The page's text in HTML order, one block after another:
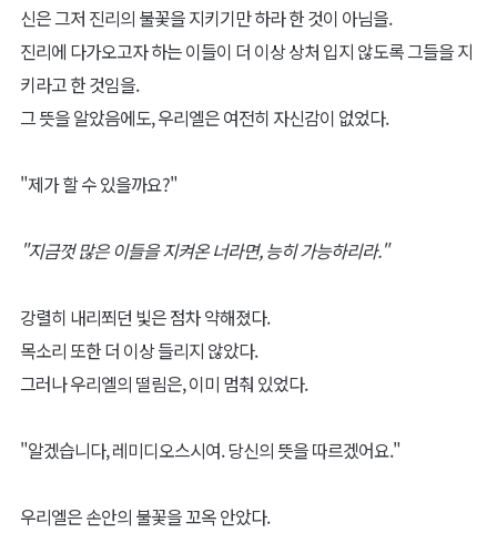
신은 그저 진리의 불꽃을 지키기만 하라 한 것이 아님을.
진리에 다가오고자 하는 이들이 더 이상 상처 입지 않도록 그들을 지
키라고 한 것임을.
그 뜻을 알았음에도, 우리엘은 여전히 자신감이 없었다.
"제가 할 수 있을까요?"
"지금껏 많은 이들을 지켜온 너라면, 능히 가능하리라."
강렬히 내리쬐던 빛은 점차 약해졌다.
목소리 또한 더 이상 들리지 않았다.
그러나 우리엘의 떨림은, 이미 멈춰 있었다.
"알겠습니다, 레미디오스시여. 당신의 뜻을 따르겠어요."
우리엘은 손안의 불꽃을 꼬옥 안았다.